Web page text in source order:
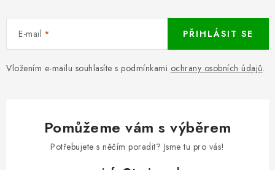
E-mail
Vložením e-mailu souhlasíte s podmínkami ochrany osobních údajů.
PŘIHLÁSIT SE
Pomůžeme vám s výběrem
Potřebujete s něčím poradit? Jsme tu pro vás!